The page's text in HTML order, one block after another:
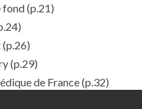
fond(p.21)
(p.26)
(p.29)
de France(p.32)